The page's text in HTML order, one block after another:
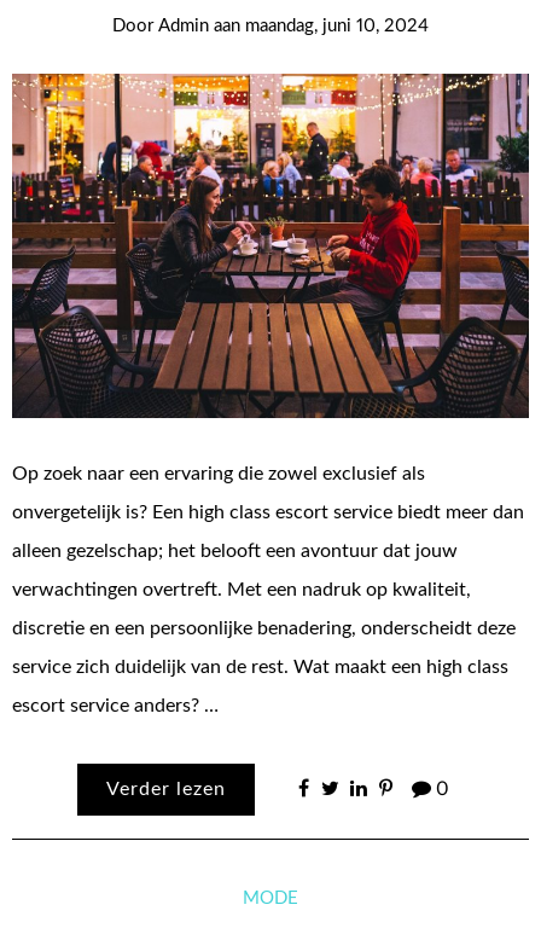
Door Admin aan maandag, juni 10, 2024
Op zoek naar een ervaring die zowel exclusief als
onvergetelijk is? Een high class escort service biedt meer dan
alleen gezelschap; het belooft een avontuur dat jouw
verwachtingen overtreft. Met een nadruk op kwaliteit,
discretie en een persoonlijke benadering, onderscheidt deze
service zich duidelijk van de rest. Wat maakt een high class
escort service anders? …
Verder lezen 0
MODE